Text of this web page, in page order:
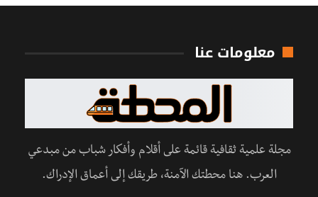
معلومات عنا
مجلة علمية ثقافية قائمة على أقلام وأفكار شباب من مبدعي
العرب. هنا محطتك الآمنة، طريقك إلى أعماق الإدراك.